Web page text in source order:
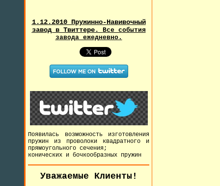
1.12.2010 Пружинно-Навивочный
завод в Твиттере. Все события
завода ежедневно.
Появилась возможность изготовления
пружин из проволоки квадратного и
прямоугольного сечения;
конических и бочкообразных пружин
Уважаемые Клиенты!